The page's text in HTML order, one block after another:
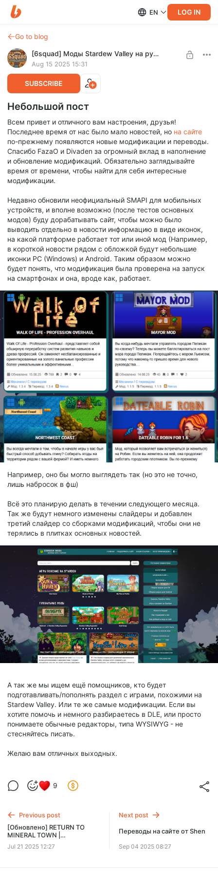
EN LOG IN
Go to blog
[6squad] Моды Stardew Valley на русском
Aug 15 2025 15:31
SUBSCRIBE
Небольшой пост
Всем привет и отличного вам настроения, друзья!
Последнее время от нас было мало новостей, но на сайте
по-прежнему появляются новые модификации и переводы.
Спасибо FazaO и Divaden за огромный вклад в наполнение
и обновление модификаций. Обязательно заглядывайте
время от времени, чтобы найти для себя интересные
модификации.
Недавно обновили неофициальный SMAPI для мобильных
устройств, и вполне возможно (после тестов основных
модов) буду дорабатывать сайт, чтобы можно было
выводить отдельно в новости информацию в виде иконок,
на какой платформе работает тот или иной мод (Например,
в короткой новости рядом с обложкой будут небольшие
иконки PC (Windows) и Android. Таким образом можно
будет понять, что модификация была проверена на запуск
на смартфонах и она, вроде как, работает.
Например, оно бы могло выглядеть так (но это не точно,
лишь набросок в фш)
Всё это планирую делать в течении следующего месяца.
Так же будут немного изменены слайдеры и добавлен
третий слайдер со сборками модификаций, чтобы они не
терялись в плитках основных новостей.
А так же мы ищем ещё помощников, кто будет
подготавливать/пополнять раздел с играми, похожими на
Stardew Valley. Или те же самые модификации. Если вы
хотите помочь и немного разбираетесь в DLE, или просто
понимаете обычные редакторы, типа WYSIWYG - не
стесняйтесь писать.
Желаю вам отличных выходных.
9
Previous post
[Обновлено] RETURN TO
MINERAL TOWN |
ВОЗВРАЩЕНИЕ В
МИНЕРАЛЬНЫЙ ГОРОД
Jul 21 2025 12:27
Next post
Переводы на сайте от Shen
Sep 04 2025 08:27